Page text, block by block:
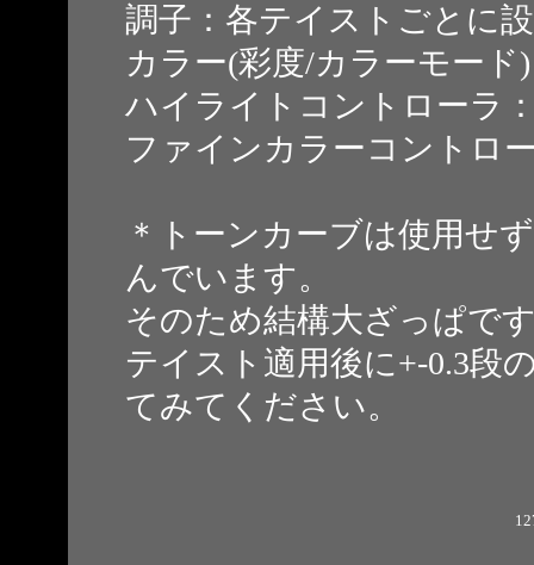
調子：各テイストごとに
カラー(彩度/カラーモード
ハイライトコントローラ
ファインカラーコントロ
＊トーンカーブは使用せ
んでいます。
そのため結構大ざっぱで
テイスト適用後に+-0.3段
てみてください。